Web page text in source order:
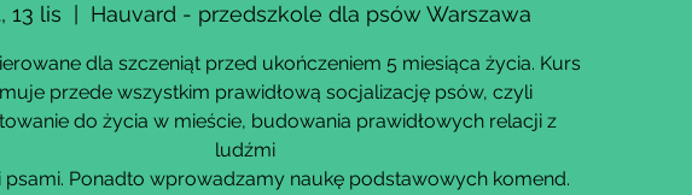
13 lis Hauvard - przedszkole dla psów Warszawa
dla szczeniąt przed ukończeniem 5 miesiąca życia. Kurs
przede wszystkim prawidłową socjalizację psów, czyli
do życia w mieście, budowania prawidłowych relacji z
ludźmi
psami. Ponadto wprowadzamy naukę podstawowych komend.